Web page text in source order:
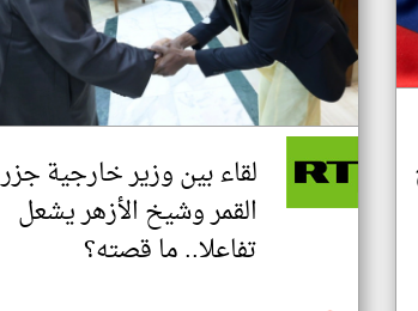
لقاء بين وزير خارجية جزر
القمر وشيخ الأزهر يشعل
تفاعلا.. ما قصته؟